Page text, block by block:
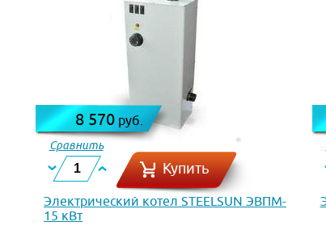
8 570руб.
Сравнить
Купить
Электрический котел STEELSUN ЭВПМ-
15 кВт